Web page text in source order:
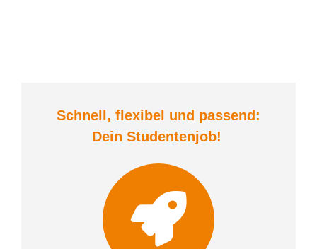
Schnell, flexibel und passend:
Dein Studentenjob!